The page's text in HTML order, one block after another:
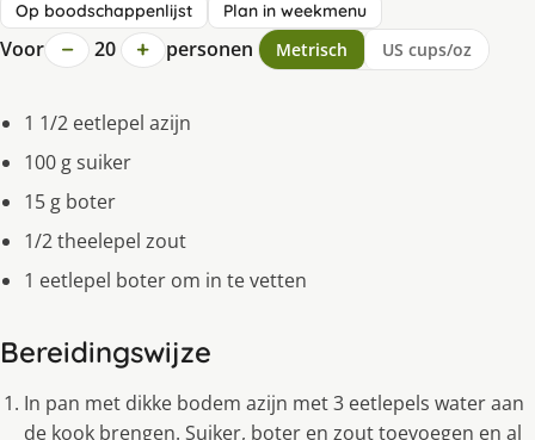
Op boodschappenlijst Plan in weekmenu
Voor − 20 + personen Metrisch US cups/oz
1 1/2 eetlepel azijn
100 g suiker
15 g boter
1/2 theelepel zout
1 eetlepel boter om in te vetten
Bereidingswijze
In pan met dikke bodem azijn met 3 eetlepels water aan
de kook brengen. Suiker, boter en zout toevoegen en al